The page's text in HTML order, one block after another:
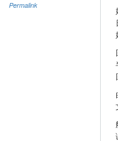
Permalink